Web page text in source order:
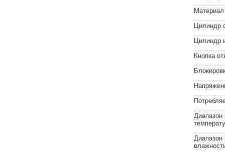
Цилиндр
Цилиндр
Кнопка
Диапазон
Диапазон